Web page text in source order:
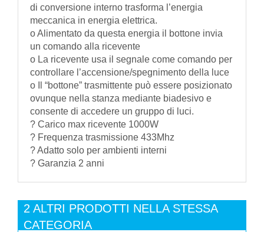
di conversione interno trasforma l’energia
meccanica in energia elettrica.
o Alimentato da questa energia il bottone invia
un comando alla ricevente
o La ricevente usa il segnale come comando per
controllare l’accensione/spegnimento della luce
o Il “bottone” trasmittente può essere posizionato
ovunque nella stanza mediante biadesivo e
consente di accedere un gruppo di luci.
? Carico max ricevente 1000W
? Frequenza trasmissione 433Mhz
? Adatto solo per ambienti interni
? Garanzia 2 anni
2 ALTRI PRODOTTI NELLA STESSA
CATEGORIA